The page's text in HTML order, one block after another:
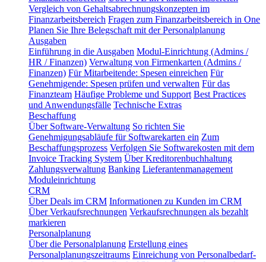
Vergleich von Gehaltsabrechnungskonzepten im
Finanzarbeitsbereich Fragen zum Finanzarbeitsbereich in One
Planen Sie Ihre Belegschaft mit der Personalplanung
Ausgaben
Einführung in die Ausgaben Modul-Einrichtung (Admins /
HR / Finanzen) Verwaltung von Firmenkarten (Admins /
Finanzen) Für Mitarbeitende: Spesen einreichen Für
Genehmigende: Spesen prüfen und verwalten Für das
Finanzteam Häufige Probleme und Support Best Practices
und Anwendungsfälle Technische Extras
Beschaffung
Über Software-Verwaltung So richten Sie
Genehmigungsabläufe für Softwarekarten ein Zum
Beschaffungsprozess Verfolgen Sie Softwarekosten mit dem
Invoice Tracking System Über Kreditorenbuchhaltung
Zahlungsverwaltung Banking Lieferantenmanagement
Moduleinrichtung
CRM
Über Deals im CRM Informationen zu Kunden im CRM
Über Verkaufsrechnungen Verkaufsrechnungen als bezahlt
markieren
Personalplanung
Über die Personalplanung Erstellung eines
Personalplanungszeitraums Einreichung von Personalbedarf-